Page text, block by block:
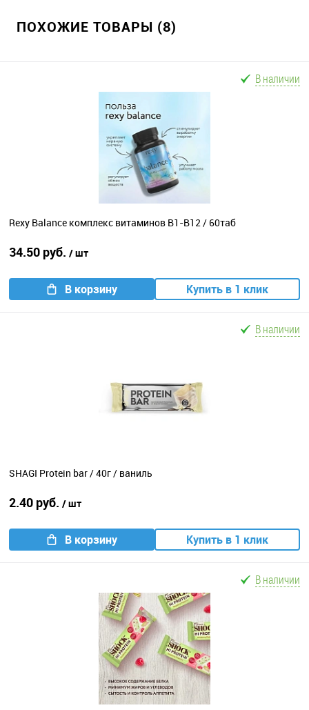
ПОХОЖИЕ ТОВАРЫ (8)
В наличии
Rexy Balance комплекс витаминов B1-B12 / 60таб
34.50 руб. / шт
В корзину Купить в 1 клик
В наличии
SHAGI Protein bar / 40г / ваниль
2.40 руб. / шт
В корзину Купить в 1 клик
В наличии